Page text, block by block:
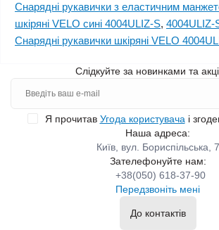
Снарядні рукавички з еластичним
шкіряні VELO сині 4004ULIZ-S, 4004ULIZ-
Снарядні рукавички шкіряні VELO
Слідкуйте за новинками та
Я прочитав Угода користувача і
Наша адреса:
Київ, вул. Бориспільська, 7
Зателефонуйте нам:
+38(050) 618-37-90
Передзвоніть мені
До контактів